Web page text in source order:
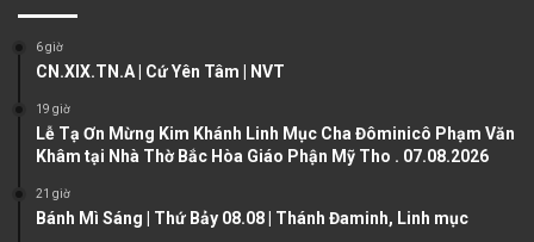
u
p
6 giờ
CN.XIX.TN.A | Cứ Yên Tâm | NVT
19 giờ
Lễ Tạ Ơn Mừng Kim Khánh Linh Mục Cha Đôminicô Phạm Văn
Khâm tại Nhà Thờ Bắc Hòa Giáo Phận Mỹ Tho . 07.08.2026
21 giờ
Bánh Mì Sáng | Thứ Bảy 08.08 | Thánh Đaminh, Linh mục